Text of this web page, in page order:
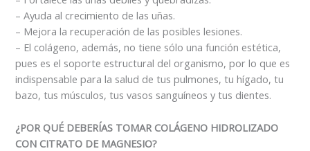
– Ayuda al crecimiento de las uñas.
– Mejora la recuperación de las posibles lesiones.
– El colágeno, además, no tiene sólo una función estética,
pues es el soporte estructural del organismo, por lo que es
indispensable para la salud de tus pulmones, tu hígado, tu
bazo, tus músculos, tus vasos sanguíneos y tus dientes.
¿POR QUÉ DEBERÍAS TOMAR COLÁGENO HIDROLIZADO
CON CITRATO DE MAGNESIO?